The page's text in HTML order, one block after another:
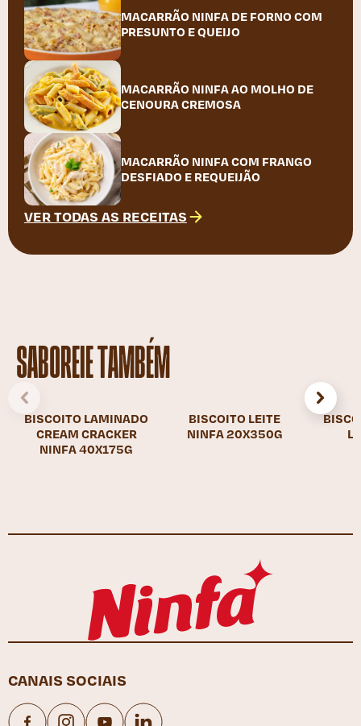
MACARRÃO NINFA DE FORNO COM
PRESUNTO E QUEIJO
MACARRÃO NINFA AO MOLHO DE
CENOURA CREMOSA
MACARRÃO NINFA COM FRANGO
DESFIADO E REQUEIJÃO
VER TODAS AS RECEITAS
SABOREIE TAMBÉM
BISCOITO LAMINADO
CREAM CRACKER
NINFA 40X175G
BISCOITO LEITE
NINFA 20X350G
CANAIS SOCIAIS